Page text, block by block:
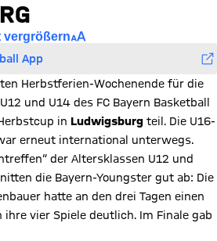
vergrößern
App
Herbstferien-Wochenende für die
und U14 des FC Bayern Basketball
in Ludwigsburg teil. Die U16-
erneut international unterwegs.
der Altersklassen U12 und
die Bayern-Youngster gut ab: Die
hatte an den drei Tagen einen
vier Spiele deutlich. Im Finale gab